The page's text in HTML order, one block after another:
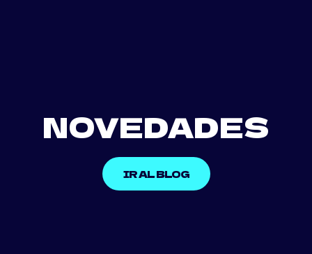
NOVEDADES
IR AL BLOG